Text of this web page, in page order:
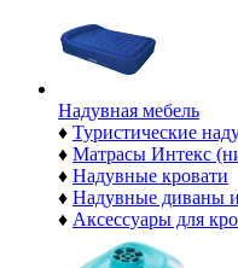
Надувная мебель
♦ Туристические
♦ Матрасы Интекс
♦ Надувные кровати
♦ Надувные диваны и
♦ Аксессуары для